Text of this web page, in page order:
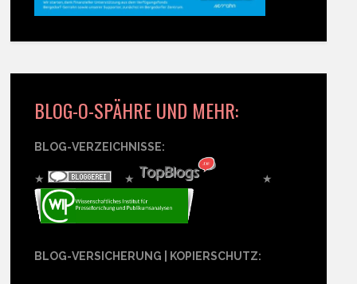
BLOG-O-SPÄHRE UND MEHR:
BLOG-VERZEICHNISSE:
★ ★ ★
BLOG-VERSICHERUNG | KOPIERSCHUTZ: